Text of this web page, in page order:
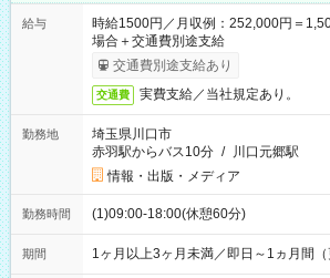
給与
時給1500円／月収例：252,000円＝
場合＋交通費別途支給
交通費別途支給あり
交通費 実費支給／当社規定あり。
勤務地
埼玉県川口市
赤羽駅からバス10分 / 川口元郷駅
情報・出版・メディア
勤務時間 (1)09:00-18:00(休憩60分)
期間 1ヶ月以上3ヶ月未満／即日～1ヵ月間（